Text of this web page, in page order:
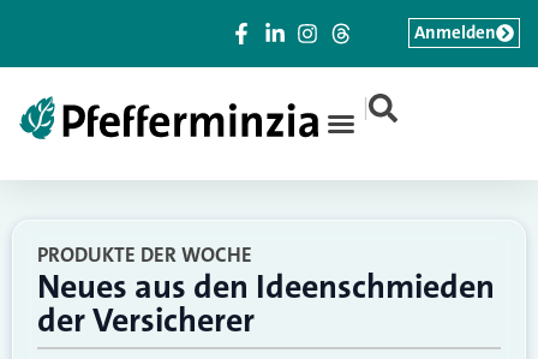
|
Anmelden
PRODUKTE DER WOCHE
Neues aus den Ideenschmieden
der Versicherer